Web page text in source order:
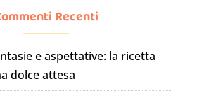
u
T
u
b
Recenti
e aspettative: la ricetta
dolce attesa